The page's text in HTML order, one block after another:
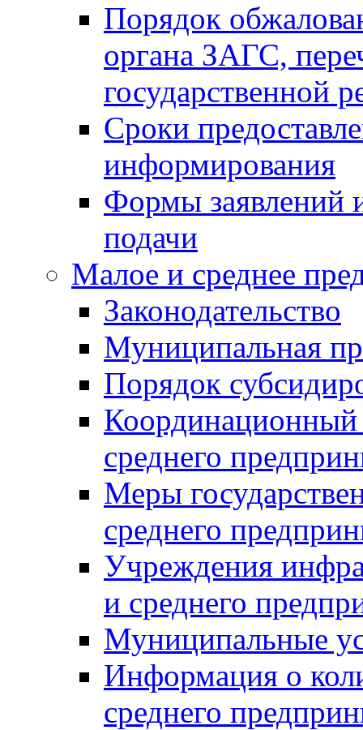
Порядок
органа ЗАГС,
государственной
Сроки
информирования
Формы заявлений
подачи
Малое и среднее
Законодательство
Муниципальная
Порядок
Координационный
среднего
Меры
среднего
Учреждения
и среднего
Муниципальные
Информация о
среднего